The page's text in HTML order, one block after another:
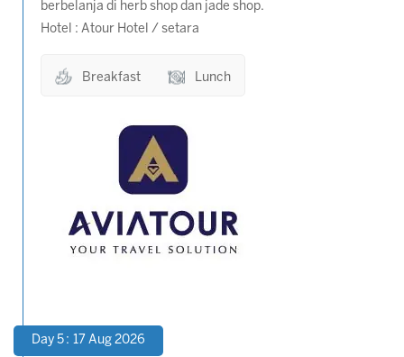
berbelanja di herb shop dan jade shop.
Hotel : Atour Hotel / setara
Breakfast Lunch
Day 5 : 17 Aug 2026